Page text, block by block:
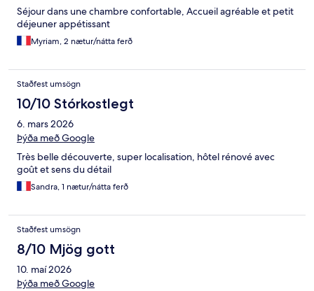
Séjour dans une chambre confortable, Accueil agréable et petit
déjeuner appétissant
Myriam, 2 nætur/nátta ferð
Staðfest umsögn
10/10 Stórkostlegt
6. mars 2026
Þýða með Google
Très belle découverte, super localisation, hôtel rénové avec
goût et sens du détail
Sandra, 1 nætur/nátta ferð
Staðfest umsögn
8/10 Mjög gott
10. maí 2026
Þýða með Google